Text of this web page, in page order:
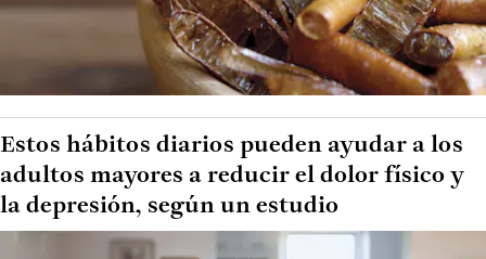
Estos hábitos diarios pueden ayudar a los
adultos mayores a reducir el dolor físico y
la depresión, según un estudio